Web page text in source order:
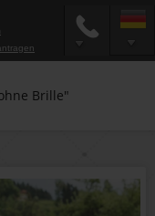
Brille"